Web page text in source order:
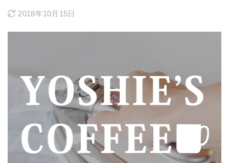
2018年10月15日